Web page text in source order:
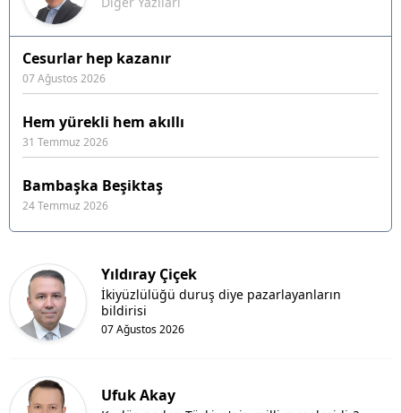
Cesurlar hep kazanır
07 Ağustos 2026
Hem yürekli hem akıllı
31 Temmuz 2026
Bambaşka Beşiktaş
24 Temmuz 2026
Yıldıray Çiçek
07 Ağustos 2026
İkiyüzlülüğü duruş diye pazarlayanların
bildirisi
Ufuk Akay